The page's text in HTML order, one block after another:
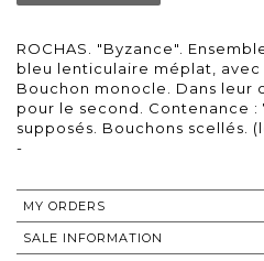
ROCHAS. "Byzance".
bleu lenticulaire méplat,
Bouchon monocle. Dans
pour le second. Contenance :
supposés. Bouchons scellés.
-
MY ORDERS
SALE INFORMATION